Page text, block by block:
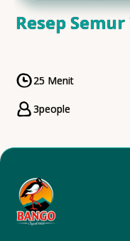
Resep
CookingTime
25 Menit
Servings
3people